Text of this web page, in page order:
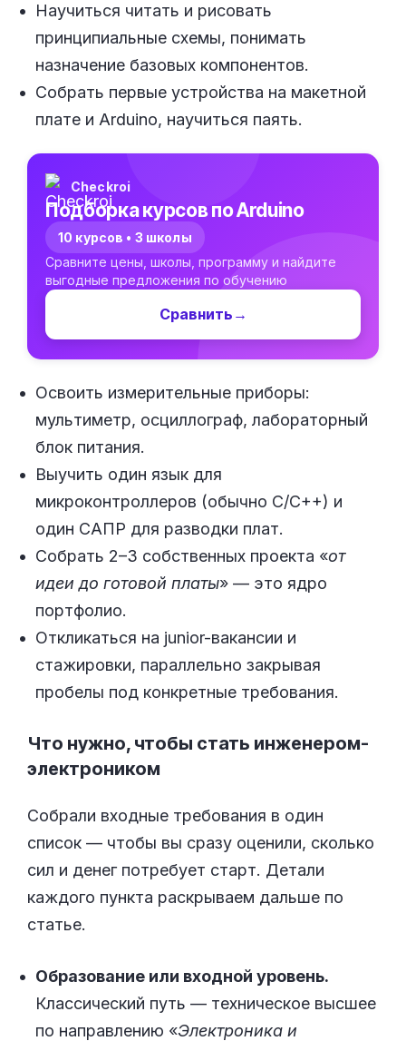
Научиться читать и рисовать
принципиальные схемы, понимать
назначение базовых компонентов.
Собрать первые устройства на макетной
плате и Arduino, научиться паять.
Checkroi
Подборка курсов по Arduino
10 курсов • 3 школы
Сравните цены, школы, программу и найдите
выгодные предложения по обучению
Сравнить →
Освоить измерительные приборы:
мультиметр, осциллограф, лабораторный
блок питания.
Выучить один язык для
микроконтроллеров (обычно C/C++) и
один САПР для разводки плат.
Собрать 2–3 собственных проекта «от
идеи до готовой платы» — это ядро
портфолио.
Откликаться на junior-вакансии и
стажировки, параллельно закрывая
пробелы под конкретные требования.
Что нужно, чтобы стать инженером-
электроником
Собрали входные требования в один
список — чтобы вы сразу оценили, сколько
сил и денег потребует старт. Детали
каждого пункта раскрываем дальше по
статье.
Образование или входной уровень.
Классический путь — техническое высшее
по направлению «Электроника и